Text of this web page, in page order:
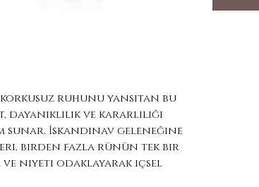
ruhunu yansıtan bu
dayanıklılık ve kararlılığı
sunar. İskandinav geleneğine
birden fazla rünün tek bir
niyeti odaklayarak içsel